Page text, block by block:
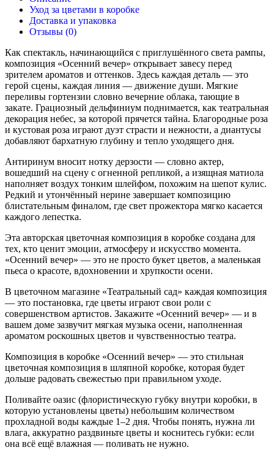
Уход за цветами в коробке
Доставка и упаковка
Отзывы (0)
Как спектакль, начинающийся с приглушённого света рампы,
композиция «Осенний вечер» открывает завесу перед
зрителем ароматов и оттенков. Здесь каждая деталь — это
герой сцены, каждая линия — движение души. Мягкие
переливы гортензии словно вечерние облака, тающие в
закате. Грациозный дельфиниум поднимается, как театральная
декорация небес, за которой прячется тайна. Благородные роза
и кустовая роза играют дуэт страсти и нежности, а диантусы
добавляют бархатную глубину и тепло уходящего дня.
Антиринум вносит нотку дерзости — словно актер,
вошедший на сцену с огненной репликой, а изящная матиола
наполняет воздух тонким шлейфом, похожим на шепот кулис.
Редкий и утончённый нерине завершает композицию
блистательным финалом, где свет прожектора мягко касается
каждого лепестка.
Эта авторская цветочная композиция в коробке создана для
тех, кто ценит эмоции, атмосферу и искусство момента.
«Осенний вечер» — это не просто букет цветов, а маленькая
пьеса о красоте, вдохновении и хрупкости осени.
В цветочном магазине «Театральный сад» каждая композиция
— это постановка, где цветы играют свои роли с
совершенством артистов. Закажите «Осенний вечер» — и в
вашем доме зазвучит мягкая музыка осени, наполненная
ароматом роскошных цветов и чувственностью театра.
Композиция в коробке «Осенний вечер» — это стильная
цветочная композиция в шляпной коробке, которая будет
дольше радовать свежестью при правильном уходе.
Поливайте оазис (флористическую губку внутри коробки, в
которую установлены цветы) небольшим количеством
прохладной воды каждые 1–2 дня. Чтобы понять, нужна ли
влага, аккуратно раздвиньте цветы и коснитесь губки: если
она всё ещё влажная — поливать не нужно.